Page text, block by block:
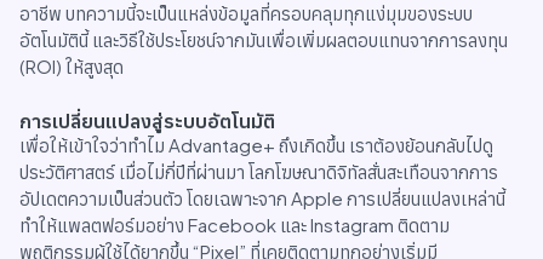
อาชีพ บทความนี้จะเป็นแหล่งข้อมูลที่ครอบคลุมทุกแง่มุมของระบบ
อัตโนมัตินี้ และวิธีใช้ประโยชน์จากมันเพื่อเพิ่มผลตอบแทนจากการลงทุน
(ROI) ให้สูงสุด
การเปลี่ยนแปลงสู่ระบบอัตโนมัติ
เพื่อให้เข้าใจว่าทำไม Advantage+ ถึงเกิดขึ้น เราต้องย้อนกลับไปดู
ประวัติศาสตร์ เมื่อไม่กี่ปีที่ผ่านมา โลกโฆษณาดิจิทัลสั่นสะเทือนจากการ
อัปเดตความเป็นส่วนตัว โดยเฉพาะจาก Apple การเปลี่ยนแปลงเหล่านี้
ทำให้แพลตฟอร์มอย่าง Facebook และ Instagram ติดตาม
พฤติกรรมผู้ใช้ได้ยากขึ้น “Pixel” ที่เคยติดตามทุกอย่างเริ่มมี